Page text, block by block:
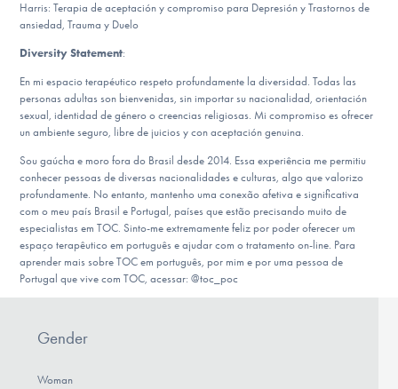
Harris: Terapia de aceptación y compromiso para Depresión y Trastornos de
ansiedad, Trauma y Duelo
Diversity Statement:
En mi espacio terapéutico respeto profundamente la diversidad. Todas las
personas adultas son bienvenidas, sin importar su nacionalidad, orientación
sexual, identidad de género o creencias religiosas. Mi compromiso es ofrecer
un ambiente seguro, libre de juicios y con aceptación genuina.
Sou gaúcha e moro fora do Brasil desde 2014. Essa experiência me permitiu
conhecer pessoas de diversas nacionalidades e culturas, algo que valorizo
profundamente. No entanto, mantenho uma conexão afetiva e significativa
com o meu país Brasil e Portugal, países que estão precisando muito de
especialistas em TOC. Sinto-me extremamente feliz por poder oferecer um
espaço terapêutico em português e ajudar com o tratamento on-line. Para
aprender mais sobre TOC em português, por mim e por uma pessoa de
Portugal que vive com TOC, acessar: @toc_poc
Gender
Woman